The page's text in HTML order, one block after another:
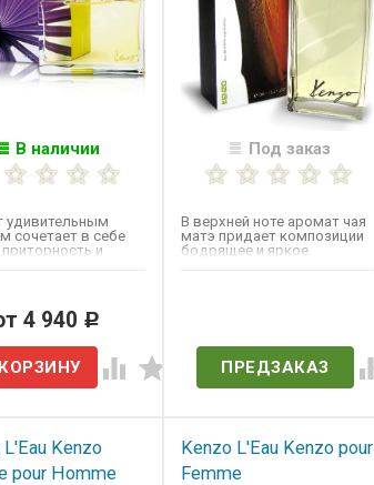
В наличии
удивительным
сочетает в себе
и
4 940 Р
Под заказ
В верхней ноте аромат чая
матэ придает композиции
бодрящее и яркое
ПРЕДЗАКАЗ
Kenzo
pour Homme​
Kenzo L'Eau Kenzo pour
Femme